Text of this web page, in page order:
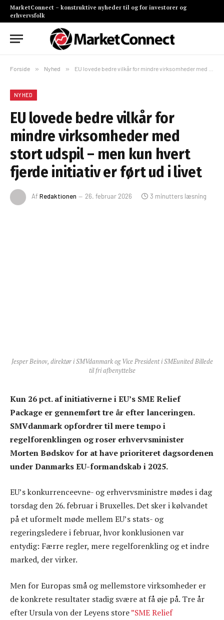
MarketConnect – konstruktive nyheder til og for investorer og
erhvervsfolk
Forside » Nyhed » EU lovede bedre vilkår for mindre virksomheder med stort udspil – men kun hvert fjerde initiativ er ført ud i livet
NYHED
EU lovede bedre vilkår for
mindre virksomheder med
stort udspil – men kun hvert
fjerde initiativ er ført ud i livet
Af Redaktionen 26. februar 2026 3 minutters læsning
Jesper Beinov, direktør i SMVdanmark og Vice President i SMEunited Billede
til fri afbenyttelse
Kun 26 pct. af initiativerne i EU’s SME Relief
Package er gennemført tre år efter lanceringen.
SMVdanmark opfordrer til mere tempo i
regelforenklingen og roser erhvervsminister
Morten Bødskov for at have prioriteret dagsordenen
under Danmarks EU-formandskab i 2025.
EU’s konkurrenceevne- og erhvervsministre mødes i dag
torsdag den 26. februar i Bruxelles. Det sker i kølvandet
på et uformelt møde mellem EU’s stats- og
regeringsledere i februar, hvor konklusionen var
entydig: Færre regler, mere regelforenkling og et indre
marked, der virker.
Men for Europas små og mellemstore virksomheder er
de konkrete resultater stadig svære at få øje på. Tre år
efter Ursula von der Leyens store”SME Relief